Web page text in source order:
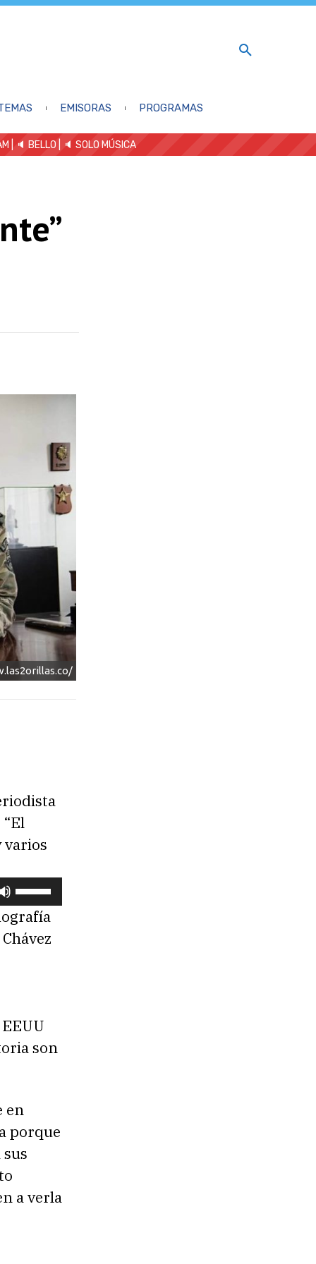
EMISORAS PROGRAMAS
| 🔈 BELLO 🔈 SOLO MÚSICA
varios
U
t
a
t
e
c
a
son
en
porque
a verla